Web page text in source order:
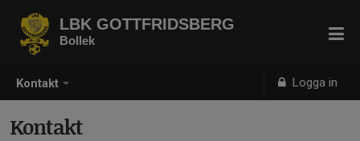
Kontakt Logga in
LBK GOTTFRIDSBERG
Bollek
Kontakt